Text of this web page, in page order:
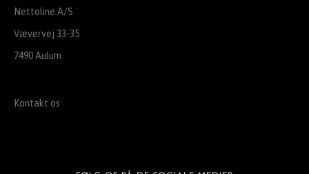
Nettoline A/S
Vævervej 33-35
7490 Aulum
Kontakt os